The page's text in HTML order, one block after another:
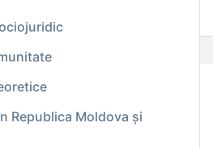
Republica Moldova și